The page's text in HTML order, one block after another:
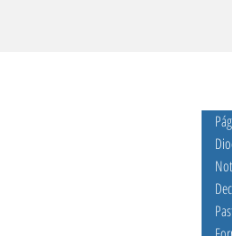
CNBB lança